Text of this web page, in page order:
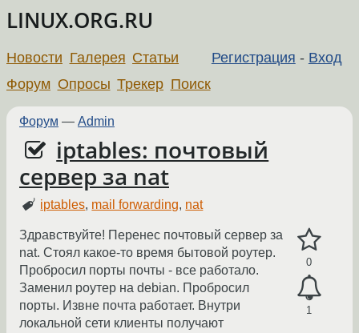
LINUX.ORG.RU
Регистрация - Вход
Новости Галерея Статьи
Форум Опросы Трекер Поиск
Форум — Admin
iptables: почтовый
сервер за nat
iptables, mail forwarding, nat
0
1
Здравствуйте! Перенес почтовый сервер за
nat. Стоял какое-то время бытовой роутер.
Пробросил порты почты - все работало.
Заменил роутер на debian. Пробросил
порты. Извне почта работает. Внутри
локальной сети клиенты получают